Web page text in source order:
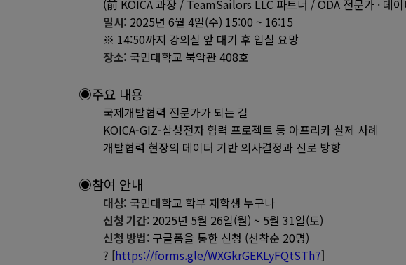
(前 KOICA 과장 / TeamSailors LLC 파트너 / ODA 전문가 · 데
일시: 2025년 6월 4일(수) 15:00 ~ 16:15
※ 14:50까지 강의실 앞 대기 후 입실 요망
장소: 국민대학교 북악관 408호
◉주요 내용
국제개발협력 전문가가 되는 길
KOICA-GIZ-삼성전자 협력 프로젝트 등 아프리카 실제 사례
개발협력 현장의 데이터 기반 의사결정과 진로 방향
◉참여 안내
대상: 국민대학교 학부 재학생 누구나
신청 기간: 2025년 5월 26일(월) ~ 5월 31일(토)
신청 방법: 구글폼을 통한 신청 (선착순 20명)
? [https://forms.gle/WXGkrGEKLyFQtSTh7]